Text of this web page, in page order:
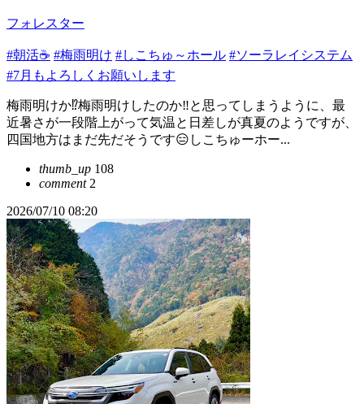
フォレスター
#朝活☕️ #梅雨明け #しこちゅ～ホール #ソーラレイシステム
#7月もよろしくお願いします
梅雨明けか⁉️梅雨明けしたのか‼️と思ってしまうように、最
近暑さが一段階上がって気温と日差しが真夏のようですが、
四国地方はまだ先だそうです😑しこちゅーホー...
thumb_up 108
comment2
2026/07/10 08:20